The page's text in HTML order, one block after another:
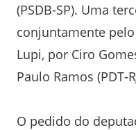
(PSDB-SP). Uma
conjuntamente
Lupi, por Ciro
Paulo Ramos (PDT-
O pedido do